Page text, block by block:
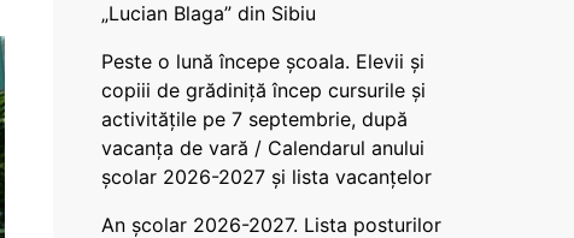
„Lucian Blaga” din Sibiu
Peste o lună începe școala. Elevii și
copiii de grădiniță încep cursurile și
activitățile pe 7 septembrie, după
vacanța de vară / Calendarul anului
școlar 2026-2027 și lista vacanțelor
An școlar 2026-2027. Lista posturilor